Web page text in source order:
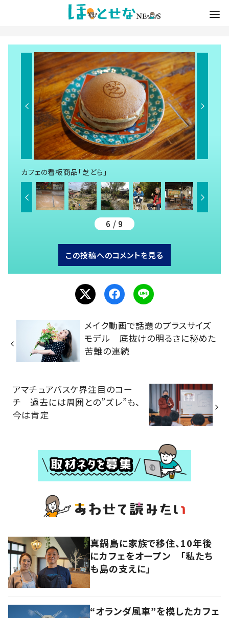
カフェの看板商品「芝どら」
6 / 9
この投稿へのコメントを見る
メイク動画で話題のプラスサイズ
モデル 底抜けの明るさに秘めた
苦難の連続
アマチュアバスケ界注目のコー
チ 過去には周囲との”ズレ”も、
今は肯定
真鍋島に家族で移住、10年後
にカフェをオープン 「私たち
も島の支えに」
“オランダ風車”を模したカフェ